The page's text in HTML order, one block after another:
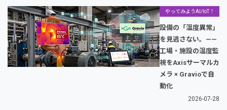
やってみようAI/IoT！
設備の「温度異常」
を見逃さない。——
工場・施設の温度監
視をAxisサーマルカ
メラ × Gravioで自
動化
2026-07-28